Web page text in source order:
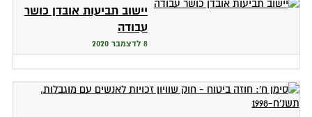
יישוב תביעות אובדן כושר
עבודה
8 לדצמבר 2020